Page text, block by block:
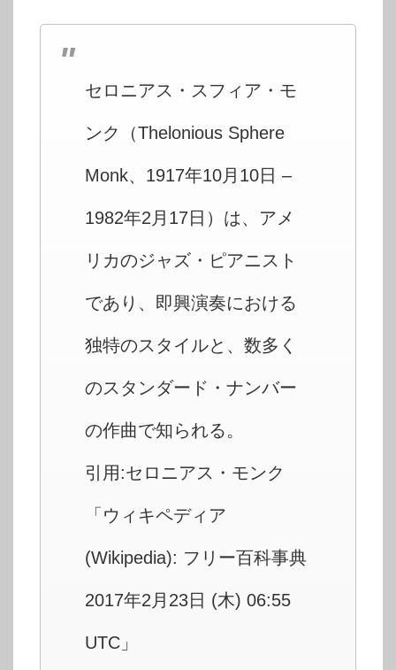
セロニアス・スフィア・モ
ンク（Thelonious Sphere
Monk、1917年10月10日 –
1982年2月17日）は、アメ
リカのジャズ・ピアニスト
であり、即興演奏における
独特のスタイルと、数多く
のスタンダード・ナンバー
の作曲で知られる。
引用:セロニアス・モンク
「ウィキペディア
(Wikipedia): フリー百科事典
2017年2月23日 (木) 06:55
UTC」